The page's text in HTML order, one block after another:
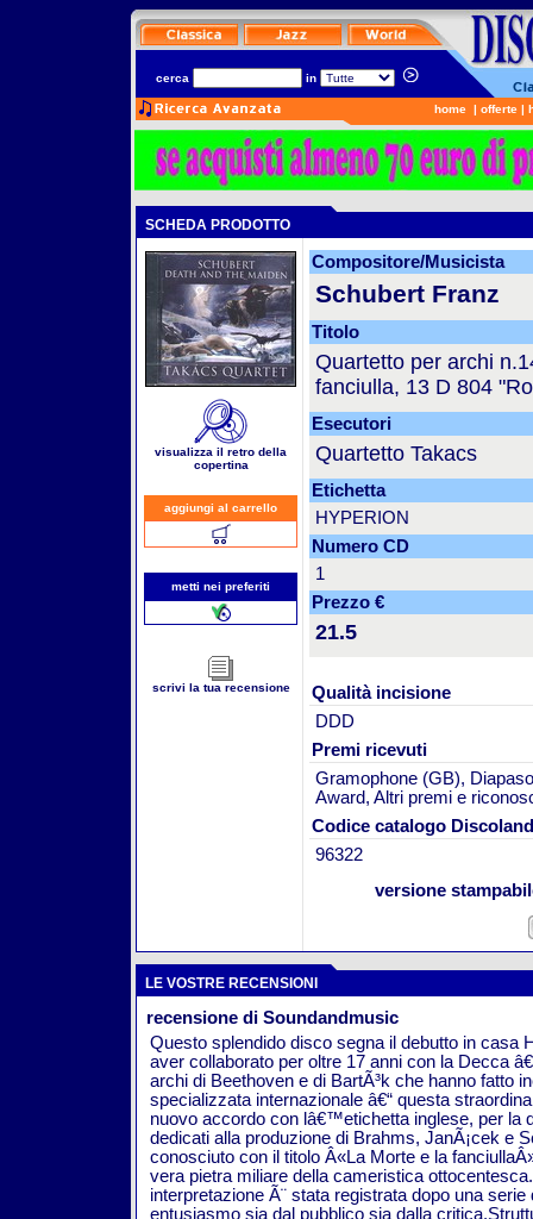
cerca in
home | offerte |
SCHEDA PRODOTTO
visualizza il retro della
copertina
aggiungi al carrello
metti nei preferiti
scrivi la tua recensione
Compositore/Musicista
Schubert Franz
Titolo
Quartetto per archi
fanciulla, 13 D 804
Esecutori
Quartetto Takacs
Etichetta
HYPERION
Numero CD
1
Prezzo €
21.5
Qualità incisione
DDD
Premi ricevuti
Gramophone (GB),
Award, Altri premi e
Codice catalogo Discoland
96322
versione
LE VOSTRE RECENSIONI
recensione di Soundandmusic
Questo splendido disco segna il debutto in casa
aver collaborato per oltre 17 anni con la Decca
archi di Beethoven e di BartÃ³k che hanno fatto
specializzata internazionale â€“ questa
nuovo accordo con lâ€™etichetta inglese, per la
dedicati alla produzione di Brahms, JanÃ¡cek e
conosciuto con il titolo Â«La Morte e la
vera pietra miliare della cameristica
interpretazione Ã¨ stata registrata dopo una
entusiasmo sia dal pubblico sia dalla